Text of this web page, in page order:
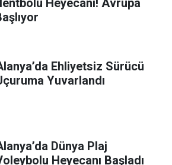
Heyecanı! Avrupa
Ehliyetsiz Sürücü
Yuvarlandı
Dünya Plaj
Heyecanı Başladı